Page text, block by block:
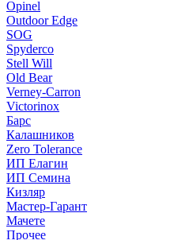
Opinel
Outdoor Edge
SOG
Spyderco
Stell Will
Old Bear
Verney-Carron
Victorinox
Барс
Калашников
Zero Tolerance
ИП Елагин
ИП Семина
Кизляр
Мастер-Гарант
Мачете
Прочее